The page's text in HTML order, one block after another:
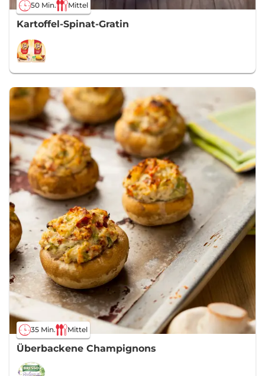
50 Min. Mittel
Kartoffel-Spinat-Gratin
35 Min. Mittel
Überbackene Champignons